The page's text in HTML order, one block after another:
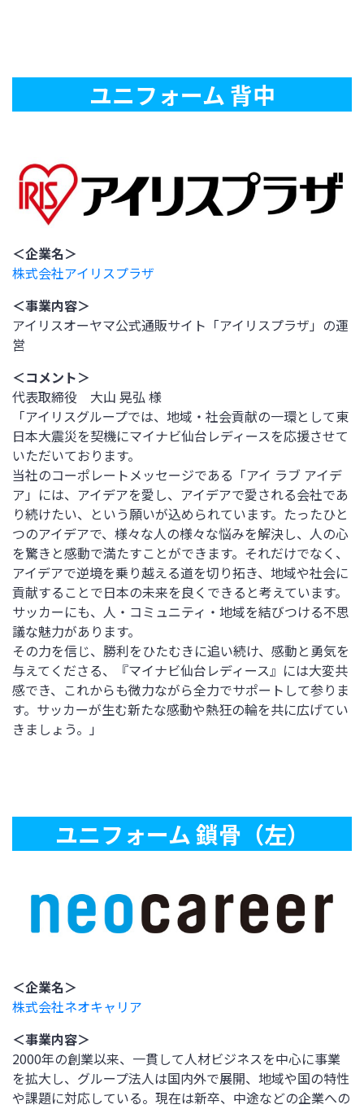
ユニフォーム 背中
＜企業名＞
株式会社アイリスプラザ
＜事業内容＞
アイリスオーヤマ公式通販サイト「アイリスプラザ」の運
営
＜コメント＞
代表取締役 大山 晃弘 様
「アイリスグループでは、地域・社会貢献の一環として東
日本大震災を契機にマイナビ仙台レディースを応援させて
いただいております。
当社のコーポレートメッセージである「アイ ラブ アイデ
ア」には、アイデアを愛し、アイデアで愛される会社であ
り続けたい、という願いが込められています。たったひと
つのアイデアで、様々な人の様々な悩みを解決し、人の心
を驚きと感動で満たすことができます。それだけでなく、
アイデアで逆境を乗り越える道を切り拓き、地域や社会に
貢献することで日本の未来を良くできると考えています。
サッカーにも、人・コミュニティ・地域を結びつける不思
議な魅力があります。
その力を信じ、勝利をひたむきに追い続け、感動と勇気を
与えてくださる、『マイナビ仙台レディース』には大変共
感でき、これからも微力ながら全力でサポートして参りま
す。サッカーが生む新たな感動や熱狂の輪を共に広げてい
きましょう。」
ユニフォーム 鎖骨（左）
＜企業名＞
株式会社ネオキャリア
＜事業内容＞
2000年の創業以来、一貫して人材ビジネスを中心に事業
を拡大し、グループ法人は国内外で展開、地域や国の特性
や課題に対応している。現在は新卒、中途などの企業への